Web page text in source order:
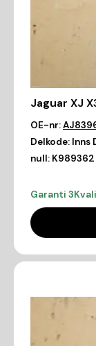
Jaguar XJ
OE-nr:
Delkode: Inns
null: K989362
Garanti 3